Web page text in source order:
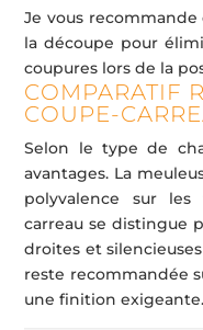
Je vous
la découpe pour
coupures lors de la
COMPARATIF
COUPE-
Selon le type de
avantages. La
polyvalence sur
carreau se distingue
droites et
reste recommandée
une finition exigeante.